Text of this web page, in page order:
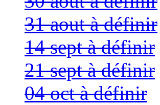
31 aout à définir
14 sept à définir
21 sept à définir
04 oct à définir